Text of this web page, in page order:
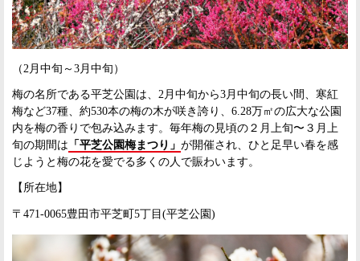
（2月中旬～3月中旬）
梅の名所である平芝公園は、2月中旬から3月中旬の長い間、寒紅
梅など37種、約530本の梅の木が咲き誇り、6.28万㎡の広大な公園
内を梅の香りで包み込みます。毎年梅の見頃の２月上旬〜３月上
旬の期間は 「平芝公園梅まつり」 が開催され、ひと足早い春を感
じようと梅の花を愛でる多くの人で賑わいます。
【所在地】
〒471-0065豊田市平芝町5丁目(平芝公園)